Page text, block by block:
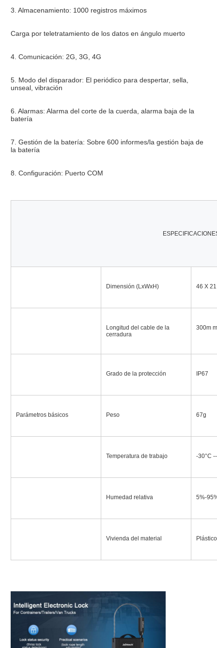
3. Almacenamiento: 1000 registros máximos
Carga por teletratamiento de los datos en ángulo muerto
4. Comunicación: 2G, 3G, 4G
5. Modo del disparador: El periódico para despertar, sella,
unseal, vibración
6. Alarmas: Alarma del corte de la cuerda, alarma baja de la
batería
7. Gestión de la batería: Sobre 600 informes/la gestión baja de
la batería
8. Configuración: Puerto COM
Dimensión (LxWxH) 46 X
Longitud del cable de la
cerradura
300m
Grado de la protección IP67
Parámetros básicos Peso 67g
Temperatura de trabajo -30°C
Humedad relativa 5%-
Vivienda del material Plástico